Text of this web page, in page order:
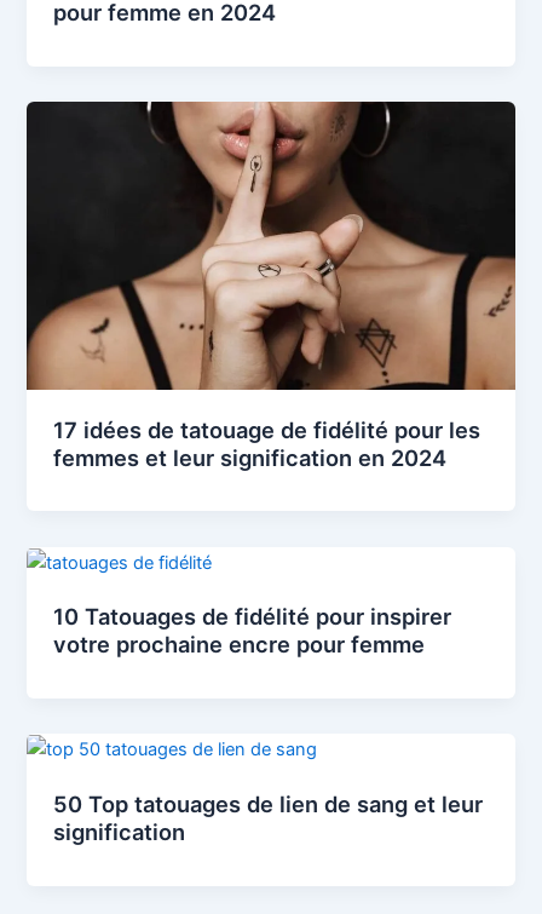
pour femme en 2024
17 idées de tatouage de fidélité pour les
femmes et leur signification en 2024
10 Tatouages de fidélité pour inspirer
votre prochaine encre pour femme
50 Top tatouages ​​​​de lien de sang et leur
signification